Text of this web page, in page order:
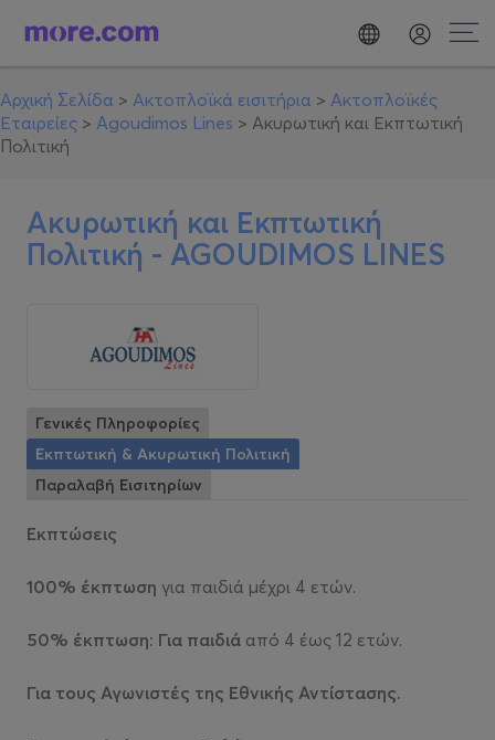
Αρχική Σελίδα > Ακτοπλοϊκά εισιτήρια > Ακτοπλοϊκές
Εταιρείες > Agoudimos Lines > Ακυρωτική και Εκπτωτική
Πολιτική
Ακυρωτική και Εκπτωτική
Πολιτική - AGOUDIMOS LINES
Γενικές Πληροφορίες
Εκπτωτική & Ακυρωτική Πολιτική
Παραλαβή Εισιτηρίων
Εκπτώσεις
100% έκπτωση για παιδιά μέχρι 4 ετών.
50% έκπτωση: Για παιδιά από 4 έως 12 ετών.
Για τους Αγωνιστές της Εθνικής Αντίστασης.